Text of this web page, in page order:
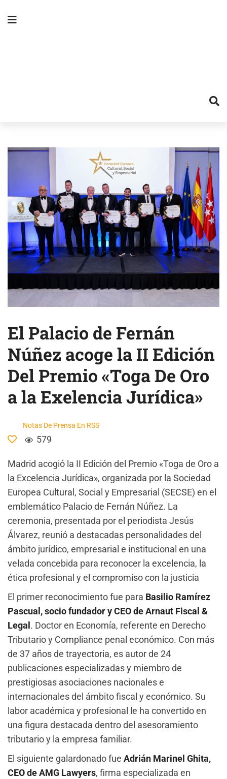
El Palacio de Fernán
Núñez acoge la II Edición
Del Premio «Toga De Oro
a la Exelencia Jurídica»
Notas De Prensa En RSS
579
Madrid acogió la II Edición del Premio «Toga de Oro a
la Excelencia Jurídica», organizada por la Sociedad
Europea Cultural, Social y Empresarial (SECSE) en el
emblemático Palacio de Fernán Núñez. La
ceremonia, presentada por el periodista Jesús
Álvarez, reunió a destacadas personalidades del
ámbito jurídico, empresarial e institucional en una
velada concebida para reconocer la excelencia, la
ética profesional y el compromiso con la justicia
El primer reconocimiento fue para Basilio Ramírez
Pascual, socio fundador y CEO de Arnaut Fiscal &
Legal. Doctor en Economía, referente en Derecho
Tributario y Compliance penal económico. Con más
de 37 años de trayectoria, es autor de 24
publicaciones especializadas y miembro de
prestigiosas asociaciones nacionales e
internacionales del ámbito fiscal y económico. Su
labor académica y profesional le ha convertido en
una figura destacada dentro del asesoramiento
tributario y la empresa familiar.
El siguiente galardonado fue Adrián Marinel Ghita,
CEO de AMG Lawyers, firma especializada en